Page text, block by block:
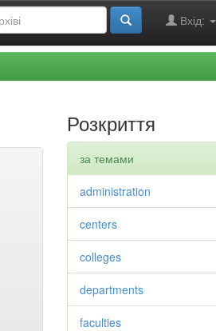
Вхід:
Розкриття
за темами
administration
centers
colleges
departments
faculties